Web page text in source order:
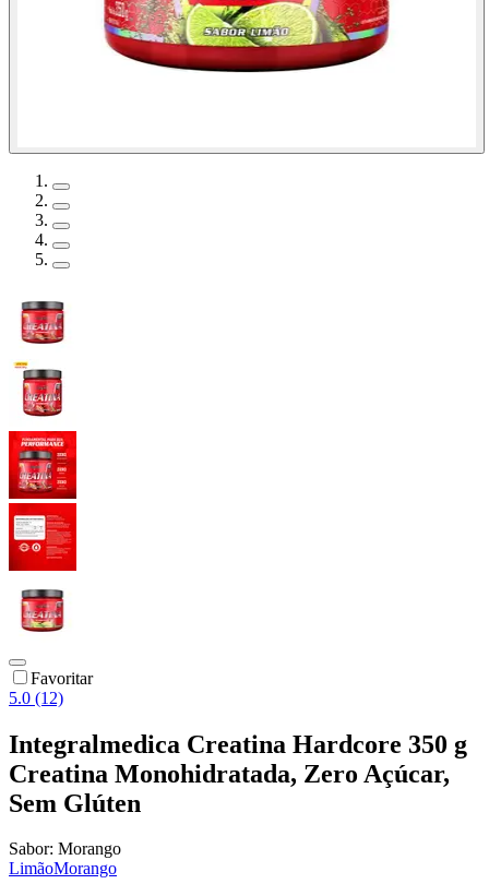
Favoritar
5.0 (12)
Integralmedica Creatina Hardcore 350 g
Creatina Monohidratada, Zero Açúcar,
Sem Glúten
Sabor: Morango
LimãoMorango